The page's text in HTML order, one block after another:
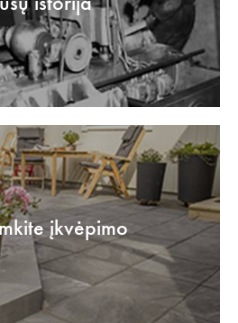
įkvėpimo